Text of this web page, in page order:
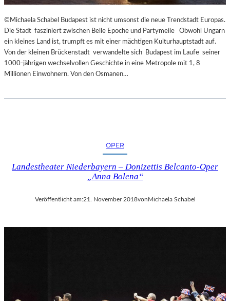
R
T
Z
U
E
R
A
O
©Michaela Schabel Budapest ist nicht umsonst die neue Trendstadt Europas.
Die Stadt fasziniert zwischen Belle Epoche und Partymeile Obwohl Ungarn
ein kleines Land ist, trumpft es mit einer mächtigen Kulturhauptstadt auf.
Von der kleinen Brückenstadt verwandelte sich Budapest im Laufe seiner
1000-jährigen wechselvollen Geschichte in eine Metropole mit 1, 8
Millionen Einwohnern. Von den Osmanen…
OPER
Landestheater Niederbayern – Donizettis Belcanto-Oper
„Anna Bolena“
Veröffentlicht am:21. November 2018vonMichaela Schabel